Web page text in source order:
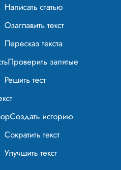
Написать статью
Озаглавить текст
Пересказ текста
Проверить запятые
Решить тест
Создать историю
Сократить текст
Улучшить текст